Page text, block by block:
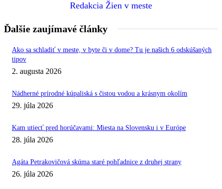
Redakcia Žien v meste
Ďalšie zaujímavé články
Ako sa schladiť v meste, v byte či v dome? Tu je našich 6 odskúšaných
tipov
2. augusta 2026
Nádherné prírodné kúpaliská s čistou vodou a krásnym okolím
29. júla 2026
Kam utiecť pred horúčavami: Miesta na Slovensku i v Európe
28. júla 2026
Agáta Petrakovičová skúma staré pohľadnice z druhej strany
26. júla 2026